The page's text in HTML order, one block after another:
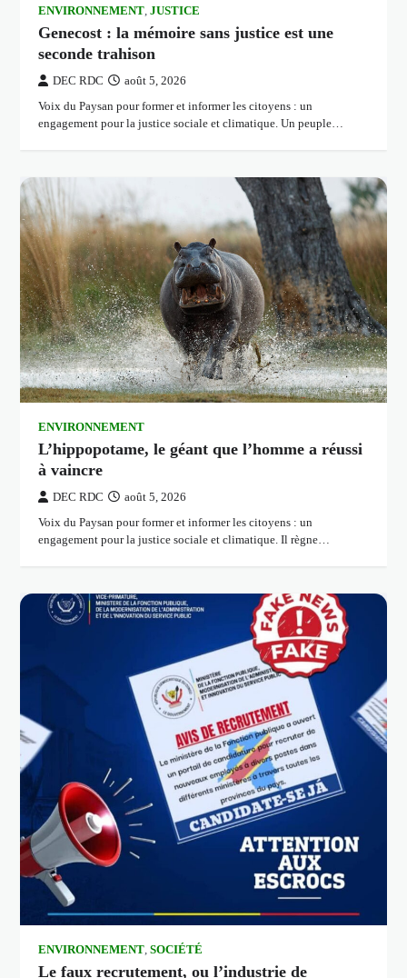
ENVIRONNEMENT,JUSTICE
Genecost : la mémoire sans justice est une
seconde trahison
DEC RDC août 5, 2026
Voix du Paysan pour former et informer les citoyens : un
engagement pour la justice sociale et climatique. Un peuple…
ENVIRONNEMENT
L’hippopotame, le géant que l’homme a réussi
à vaincre
DEC RDC août 5, 2026
Voix du Paysan pour former et informer les citoyens : un
engagement pour la justice sociale et climatique. Il règne…
ENVIRONNEMENT ,SOCIÉTÉ
Le faux recrutement, ou l’industrie de